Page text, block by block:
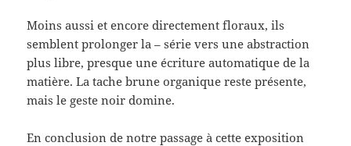
Moins aussi et encore directement floraux, ils
semblent prolonger la – série vers une abstraction
plus libre, presque une écriture automatique de la
matière. La tache brune organique reste présente,
mais le geste noir domine.
En conclusion de notre passage à cette exposition